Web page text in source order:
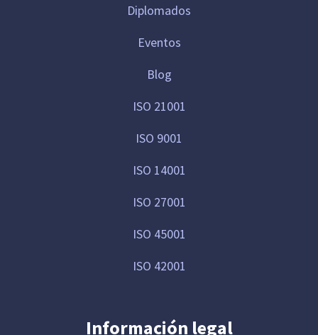
Diplomados
Eventos
Blog
ISO 21001
ISO 9001
ISO 14001
ISO 27001
ISO 45001
ISO 42001
Información legal